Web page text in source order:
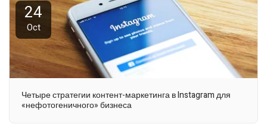
24
Oct
Четыре стратегии контент-маркетинга в Instagram для
«нефотогеничного» бизнеса